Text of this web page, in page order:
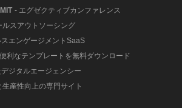
- エグゼクティブカンファレンス
ルスアウトソーシング
エンゲージメントSaaS
利なテンプレートを無料ダウンロード
ジタルエージェンシー
産性向上の専門サイト